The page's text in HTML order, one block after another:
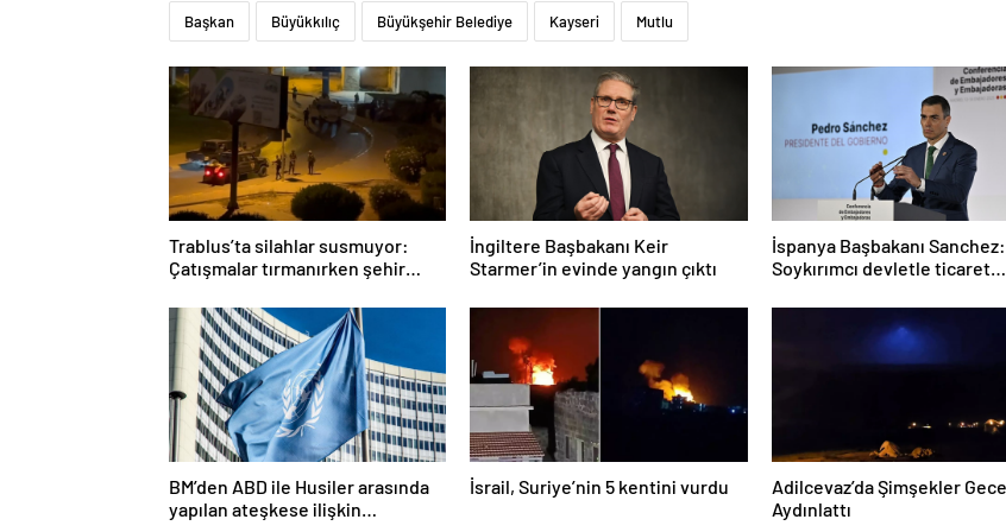
Başkan Büyükkılıç Büyükşehir Belediye Kayseri Mutlu
Trablus’ta silahlar susmuyor:
Çatışmalar tırmanırken şehir
İngiltere Başbakanı Keir
Starmer’in evinde yangın çıktı
İspanya Başbakanı Sanchez:
Soykırımcı devletle ticaret
BM’den ABD ile Husiler arasında
yapılan ateşkese ilişkin
İsrail, Suriye’nin 5 kentini vurdu
Adilcevaz’da Şimşekler
Aydınlattı